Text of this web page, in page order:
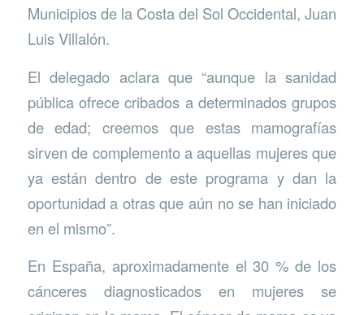
Municipios de la Costa del Sol Occidental, Juan
Luis Villalón.
El delegado aclara que “aunque la sanidad
pública ofrece cribados a determinados grupos
de edad; creemos que estas mamografías
sirven de complemento a aquellas mujeres que
ya están dentro de este programa y dan la
oportunidad a otras que aún no se han iniciado
en el mismo”.
En España, aproximadamente el 30 % de los
cánceres diagnosticados en mujeres se